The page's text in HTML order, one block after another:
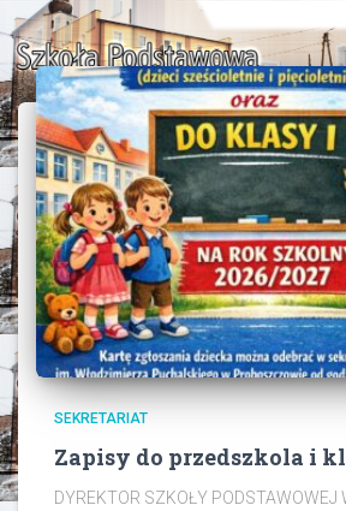
SEKRETARIAT
Zapisy do przedszkola i
DYREKTOR SZKOŁY PODSTAWOWEJ